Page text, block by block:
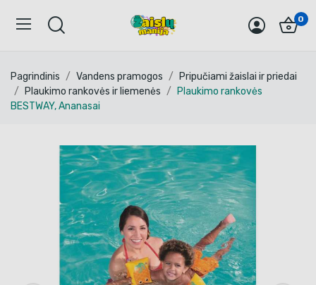
0
Pagrindinis Vandens pramogos
Pripučiami žaislai ir priedai
Plaukimo rankovės ir liemenės
Plaukimo rankovės
BESTWAY, Ananasai